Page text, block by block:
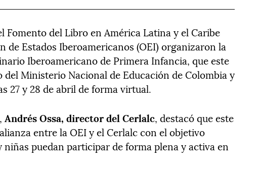
Fomento del Libro en América Latina y el Caribe
de Estados Iberoamericanos (OEI) organizaron la
Iberoamericano de Primera Infancia, que este
Ministerio Nacional de Educación de Colombia y
27 y 28 de abril de forma virtual.
Andrés Ossa, director del Cerlalc, destacó que este
entre la OEI y el Cerlalc con el objetivo
puedan participar de forma plena y activa en